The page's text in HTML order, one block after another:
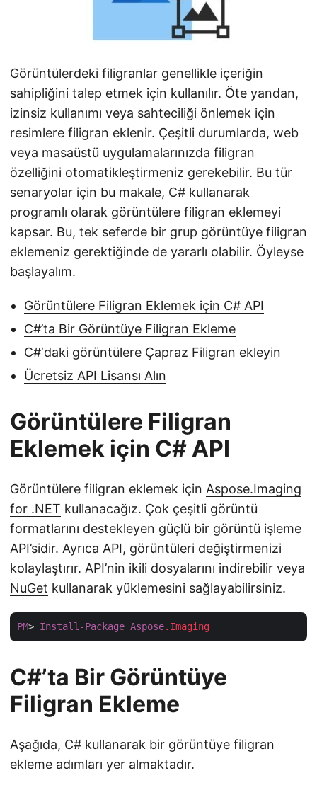
Görüntülerdeki filigranlar genellikle içeriğin
sahipliğini talep etmek için kullanılır. Öte yandan,
izinsiz kullanımı veya sahteciliği önlemek için
resimlere filigran eklenir. Çeşitli durumlarda, web
veya masaüstü uygulamalarınızda filigran
özelliğini otomatikleştirmeniz gerekebilir. Bu tür
senaryolar için bu makale, C# kullanarak
programlı olarak görüntülere filigran eklemeyi
kapsar. Bu, tek seferde bir grup görüntüye filigran
eklemeniz gerektiğinde de yararlı olabilir. Öyleyse
başlayalım.
Görüntülere Filigran Eklemek için C# API
C#’ta Bir Görüntüye Filigran Ekleme
C#‘daki görüntülere Çapraz Filigran ekleyin
Ücretsiz API Lisansı Alın
Görüntülere Filigran
Eklemek için C# API
Görüntülere filigran eklemek için Aspose.Imaging
for .NET kullanacağız. Çok çeşitli görüntü
formatlarını destekleyen güçlü bir görüntü işleme
API’sidir. Ayrıca API, görüntüleri değiştirmenizi
kolaylaştırır. API’nin ikili dosyalarını indirebilir veya
NuGet kullanarak yüklemesini sağlayabilirsiniz.
PM> Install-Package Aspose.Imaging
C#’ta Bir Görüntüye
Filigran Ekleme
Aşağıda, C# kullanarak bir görüntüye filigran
ekleme adımları yer almaktadır.